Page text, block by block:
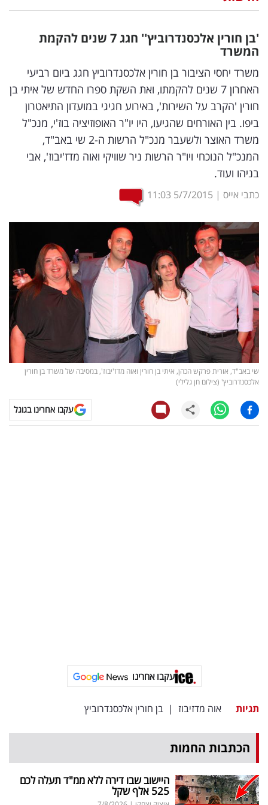
דיגיטל
וטק
שיווק
ופרסום
משפט
מדדים
ומחקרים
דעות
עסקית
קריפטו
ויראלי
טלוויזיה
עסקי
ספורט
קריירה
המילון
פודקאסט
40
UNDER
'בן חורין אלכסנדרוביץ'' חגג 7 שנים להקמת
המשרד
משרד יחסי הציבור בן חורין אלכסנדרוביץ חגג ביום רביעי
האחרון 7 שנים להקמתו, ואת השקת ספרו החדש של איתי בן
חורין 'הקרב על השירות', באירוע חגיגי במועדון התיאטרון
ביפו. בין האורחים שהגיעו, היו יו"ר האופוזיציה בוז'י, מנכ"ל
משרד האוצר ולשעבר מנכ"ל הרשות ה-2 שי באב"ד,
המנכ"ל הנוכחי ויו"ר הרשות ניר שוויקי ואוה מדז'יבוז', אבי
בניהו ועוד.
כתבי אייס |
5/7/2015
11:03
שי באב"ד, אורית פרקש הכהן, איתי בן חורין ואוה מדז'יבוז', במסיבה של משרד בן חורין
אלכסנדרוביץ' (צילום חן גלילי)
עקבו אחרינו בגוגל
עקבו אחרינו
תגיות אוה מדזיבוז | בן חורין אלכסנדרוביץ
הכתבות החמות
היישוב שבו דירה ללא ממ"ד תעלה לכם
525 אלף שקל